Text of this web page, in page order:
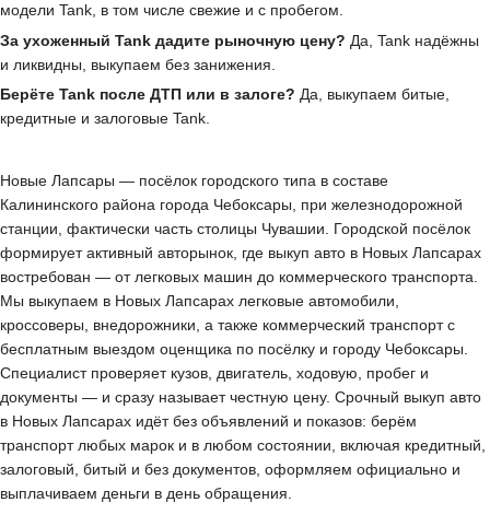
модели Tank, в том числе свежие и с пробегом.
За ухоженный Tank дадите рыночную цену? Да, Tank надёжны
и ликвидны, выкупаем без занижения.
Берёте Tank после ДТП или в залоге? Да, выкупаем битые,
кредитные и залоговые Tank.
Новые Лапсары — посёлок городского типа в составе
Калининского района города Чебоксары, при железнодорожной
станции, фактически часть столицы Чувашии. Городской посёлок
формирует активный авторынок, где выкуп авто в Новых Лапсарах
востребован — от легковых машин до коммерческого транспорта.
Мы выкупаем в Новых Лапсарах легковые автомобили,
кроссоверы, внедорожники, а также коммерческий транспорт с
бесплатным выездом оценщика по посёлку и городу Чебоксары.
Специалист проверяет кузов, двигатель, ходовую, пробег и
документы — и сразу называет честную цену. Срочный выкуп авто
в Новых Лапсарах идёт без объявлений и показов: берём
транспорт любых марок и в любом состоянии, включая кредитный,
залоговый, битый и без документов, оформляем официально и
выплачиваем деньги в день обращения.